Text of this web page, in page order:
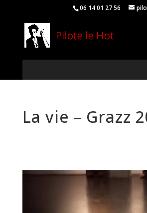
06 14 01 27 56
La vie – Grazz